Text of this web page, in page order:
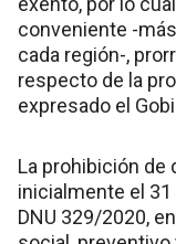
conveniente -
cada región-,
respecto de la
expresado el
La prohibición de
inicialmente el
DNU 329/2020,